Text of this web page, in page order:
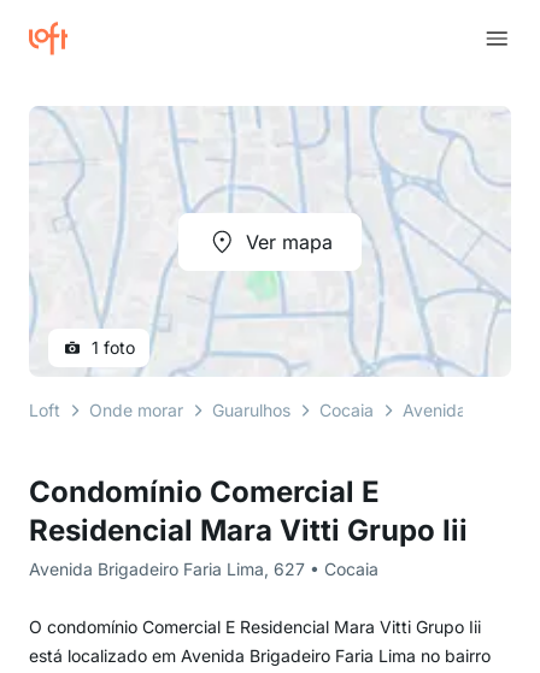
Condomínio Comercial E
Residencial Mara Vitti Grupo Iii
Avenida Brigadeiro Faria Lima, 627 • Cocaia
O condomínio Comercial E Residencial Mara Vitti Grupo Iii
está localizado em Avenida Brigadeiro Faria Lima no bairro
Ver mapa
1 foto
Loft Onde morar Guarulhos Cocaia Avenida